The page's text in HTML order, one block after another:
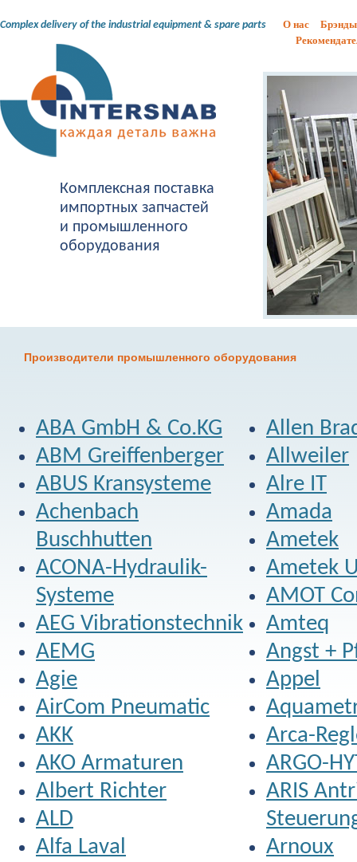
Complex delivery of the industrial equipment & spare parts
Комплексная поставка
импортных запчастей
и промышленного
оборудования
О нас
Брэнды
Производители промышленного оборудования
ABA GmbH & Co.KG
ABM Greiffenberger
ABUS Kransysteme
Achenbach
Buschhutten
ACONA-Hydraulik-
Systeme
AEG Vibrationstechnik
AEMG
Agie
AirCom Pneumatic
AKK
AKO Armaturen
Albert Richter
ALD
Alfa Laval
Allen
Allweiler
Alre IT
Amada
Ametek
Ametek
AMOT
Amteq
Angst +
Appel
Arca-
ARGO-
ARIS
Arnoux